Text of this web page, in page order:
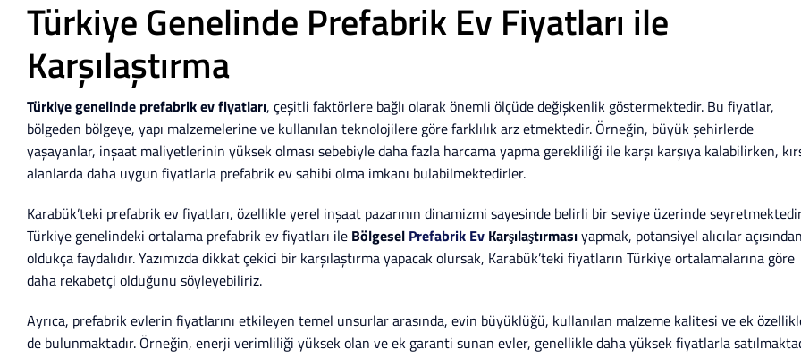
Türkiye Genelinde Prefabrik Ev Fiyatları ile
Karşılaştırma
Türkiye genelinde prefabrik ev fiyatları, çeşitli faktörlere bağlı olarak önemli ölçüde değişkenlik göstermektedir. Bu fiyatlar,
bölgeden bölgeye, yapı malzemelerine ve kullanılan teknolojilere göre farklılık arz etmektedir. Örneğin, büyük şehirlerde
yaşayanlar, inşaat maliyetlerinin yüksek olması sebebiyle daha fazla harcama yapma gerekliliği ile karşı karşıya kalabilirken,
alanlarda daha uygun fiyatlarla prefabrik ev sahibi olma imkanı bulabilmektedirler.
Karabük’teki prefabrik ev fiyatları, özellikle yerel inşaat pazarının dinamizmi sayesinde belirli bir seviye üzerinde
Türkiye genelindeki ortalama prefabrik ev fiyatları ile Bölgesel Prefabrik Ev Karşılaştırmasıyapmak, potansiyel alıcılar
oldukça faydalıdır. Yazımızda dikkat çekici bir karşılaştırma yapacak olursak, Karabük’teki fiyatların Türkiye ortalamalarına göre
daha rekabetçi olduğunu söyleyebiliriz.
Ayrıca, prefabrik evlerin fiyatlarını etkileyen temel unsurlar arasında, evin büyüklüğü, kullanılan malzeme kalitesi ve ek
de bulunmaktadır. Örneğin, enerji verimliliği yüksek olan ve ek garanti sunan evler, genellikle daha yüksek fiyatlarla